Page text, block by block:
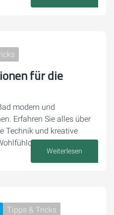
für die
modern und
Erfahren Sie alles über
Technik und kreative
Weiterlesen
Tipps & Tricks